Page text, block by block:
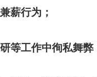
薪行为；
等工作中徇私舞弊